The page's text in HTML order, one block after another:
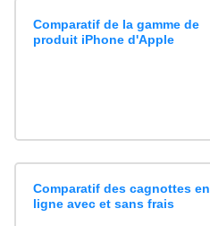
Comparatif de la gamme de
produit iPhone d'Apple
Comparatif des cagnottes en
ligne avec et sans frais